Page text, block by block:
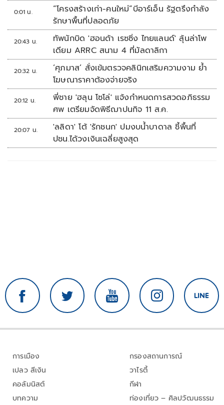
0:01 น.
“โครงสร้างเก่า-คนใหม่”บีอาร์เอ็น รัฐตรึงกำลัง
รักษาพื้นที่ปลอดภัย
20:43 น.
ทัพนักบิด 'ฮอนด้า เรซซิ่ง ไทยแลนด์' ลุ้นล่าโพ
เดียม ARRC สนาม 4 ที่มัลดาลิกา
20:32 น.
‘ศุภมาส’ สั่งเข้มตรวจคลินิกเสริมความงาม ย้ำ
โฆษณาราคาต้องจ่ายจริง
20:12 น.
พี่ชาย 'ฮลุน โซโล่' แจ้งกำหนดการสวดอภิธรรม
ศพ เตรียมจัดพิธีฌาปนกิจ 11 ส.ค.
20:07 น.
'ลลิดา' โต้ 'รักชนก' ปมงบน้ำบาดาล ชี้พื้นที่
ปชน.ได้วงเงินเฉลี่ยสูงสุด
การเมือง
เปลว สีเงิน
คอลัมนิสต์
บทความ
กรองสถานการณ์
วาไรตี้
กีฬา
ท่องเที่ยว – ศิลปวัฒนธรรม